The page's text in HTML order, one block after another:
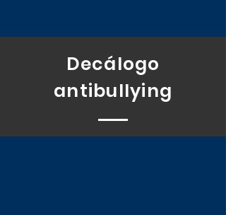
Decálogo
antibullying